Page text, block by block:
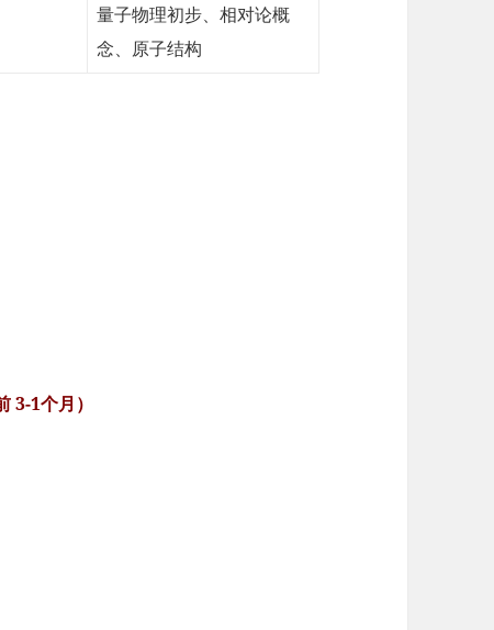
量子物理初步、相对论概
念、原子结构
3-1个月）